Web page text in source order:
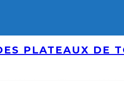
PLATEAUX DE